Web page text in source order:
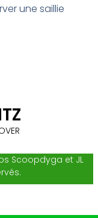
une saillie
Scoopdyga et JL